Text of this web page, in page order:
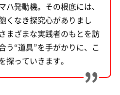
発動機。その根底には、
くなき探究心がありまし
まざまな実践者のもとを訪
う“道具”を手がかりに、こ
探っていきます。